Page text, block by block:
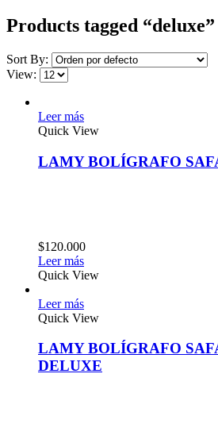
Products tagged “deluxe”
Sort By:
View:
Leer más
Quick View
LAMY BOLÍGRAFO
$120.000
Leer más
Quick View
Leer más
Quick View
LAMY BOLÍGRAFO
DELUXE